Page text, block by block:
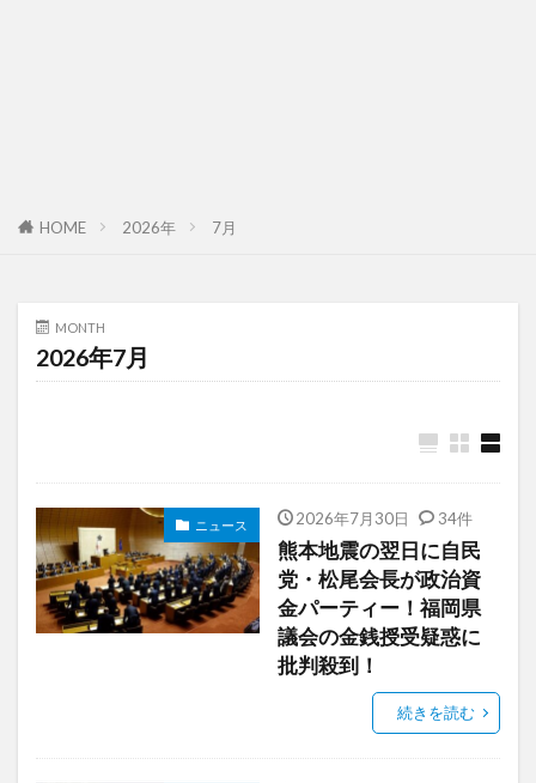
HOME 2026年 7月
MONTH
2026年7月
ニュース 2026年7月30日 34件
熊本地震の翌日に自民
党・松尾会長が政治資
金パーティー！福岡県
議会の金銭授受疑惑に
批判殺到！
続きを読む